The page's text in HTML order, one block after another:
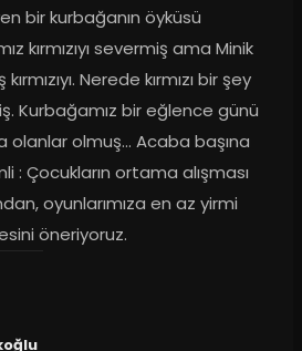
bir kurbağanın öyküsü
kırmızıyı severmiş ama Minik
Nerede kırmızı bir şey
Kurbağamız bir eğlence günü
olanlar olmuş… Acaba başına
: Çocukların ortama alışması
oyunlarımıza en az yirmi
öneriyoruz.